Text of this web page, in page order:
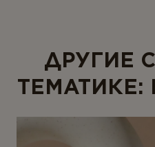
ДРУГИЕ
ТЕМАТИКЕ: